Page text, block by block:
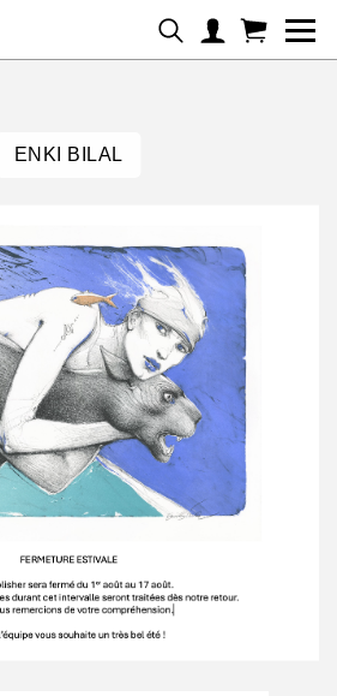
ENKI BILAL